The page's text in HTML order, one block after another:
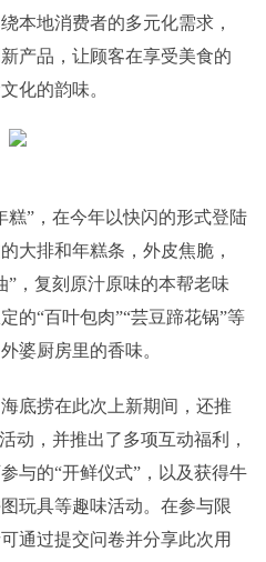
本地消费者的多元化需求，
产品，让顾客在享受美食的
化的韵味。
糕”，在今年以快闪的形式登陆
大排和年糕条，外皮焦脆，
”，复刻原汁原味的本帮老味
的“百叶包肉”“芸豆蹄花锅”等
婆厨房里的香味。
底捞在此次上新期间，还推
动，并推出了多项互动福利，
与的“开鲜仪式”，以及获得牛
玩具等趣味活动。在参与限
通过提交问卷并分享此次用